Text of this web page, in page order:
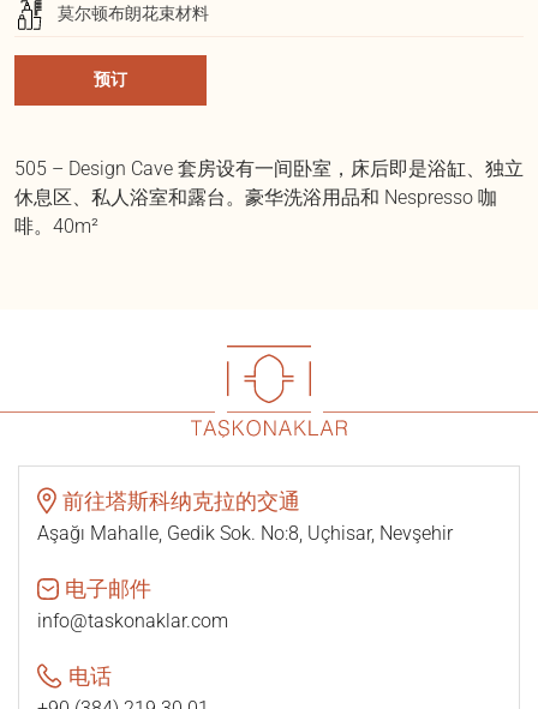
莫尔顿布朗花束材料
预订
505 – Design Cave 套房设有一间卧室，床后即是浴缸、独立
休息区、私人浴室和露台。豪华洗浴用品和 Nespresso 咖
啡。40m²
前往塔斯科纳克拉的交通
Aşağı Mahalle, Gedik Sok. No:8, Uçhisar, Nevşehir
电子邮件
info@taskonaklar.com
电话